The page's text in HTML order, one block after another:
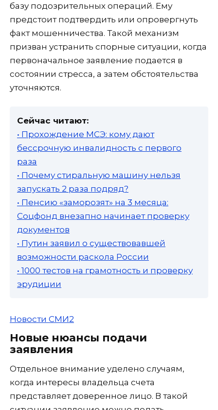
базу подозрительных операций. Ему
предстоит подтвердить или опровергнуть
факт мошенничества. Такой механизм
призван устранить спорные ситуации, когда
первоначальное заявление подается в
состоянии стресса, а затем обстоятельства
уточняются.
Сейчас читают:
• Прохождение МСЭ: кому дают
бессрочную инвалидность с первого
раза
• Почему стиральную машину нельзя
запускать 2 раза подряд?
• Пенсию «заморозят» на 3 месяца:
Соцфонд внезапно начинает проверку
документов
• Путин заявил о существовавшей
возможности раскола России
• 1000 тестов на грамотность и проверку
эрудиции
Новости СМИ2
Новые нюансы подачи
заявления
Отдельное внимание уделено случаям,
когда интересы владельца счета
представляет доверенное лицо. В такой